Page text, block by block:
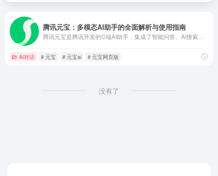
腾讯元宝：多模态AI助手的全面解析与使用指南
AI对话 # 元宝 # 元宝ai # 元宝网页版
没有了